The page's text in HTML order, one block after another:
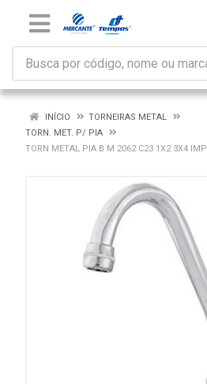
INÍCIO
TORNEIRAS METAL
TORN. MET. P/ PIA
TORN METAL PIA B M 2062 C23 1X2 3X4 IMP